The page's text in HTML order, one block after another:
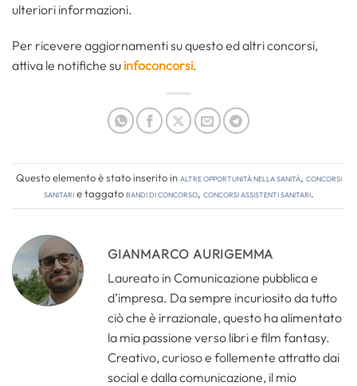
ulteriori informazioni.
Per ricevere aggiornamenti su questo ed altri concorsi,
attiva le notifiche su infoconcorsi.
Questo elemento è stato inserito in Altre opportunità nella sanità, Concorsi
Sanitarie taggatobandi di concorso, concorsi assistenti sanitari.
GIANMARCO AURIGEMMA
Laureato in Comunicazione pubblica e
d’impresa. Da sempre incuriosito da tutto
ciò che è irrazionale, questo ha alimentato
la mia passione verso libri e film fantasy.
Creativo, curioso e follemente attratto dai
social e dalla comunicazione, il mio